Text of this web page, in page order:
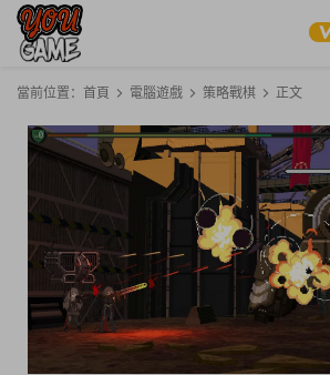
當前位置： 首頁 電腦遊戲 策略戰棋 正文